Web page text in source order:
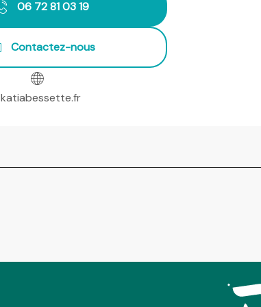
06 72 81 03 19
Contactez-nous
katiabessette.fr